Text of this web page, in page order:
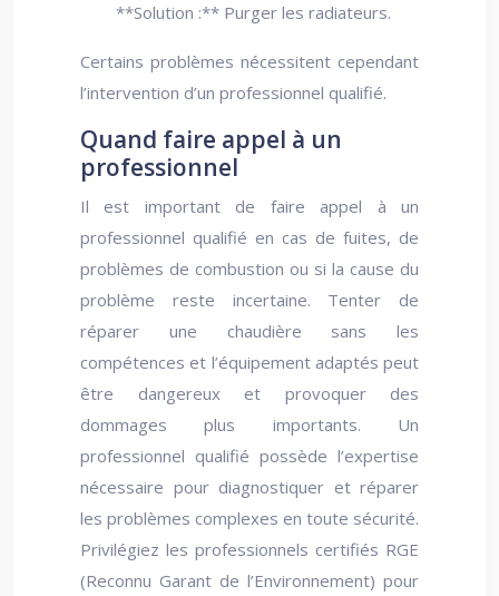
**Solution :** Purger les radiateurs.
Certains problèmes nécessitent cependant
l’intervention d’un professionnel qualifié.
Quand faire appel à un
professionnel
Il est important de faire appel à un
professionnel qualifié en cas de fuites, de
problèmes de combustion ou si la cause du
problème reste incertaine. Tenter de
réparer une chaudière sans les
compétences et l’équipement adaptés peut
être dangereux et provoquer des
dommages plus importants. Un
professionnel qualifié possède l’expertise
nécessaire pour diagnostiquer et réparer
les problèmes complexes en toute sécurité.
Privilégiez les professionnels certifiés RGE
(Reconnu Garant de l’Environnement) pour